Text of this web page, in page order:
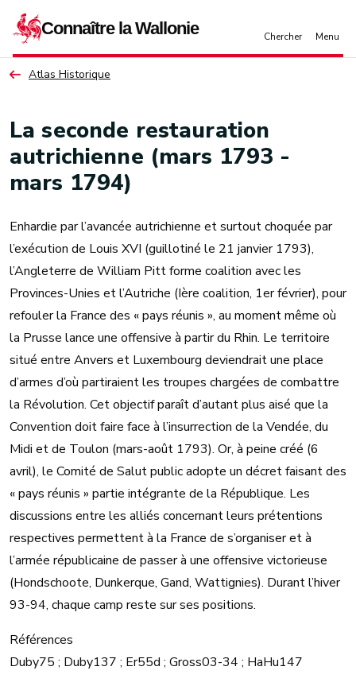
Atlas Historique
La seconde restauration
autrichienne (mars 1793 -
mars 1794)
Enhardie par l’avancée autrichienne et surtout choquée par
l’exécution de Louis XVI (guillotiné le 21 janvier 1793),
l’Angleterre de William Pitt forme coalition avec les
Provinces-Unies et l’Autriche (Ière coalition, 1er février), pour
refouler la France des « pays réunis », au moment même où
la Prusse lance une offensive à partir du Rhin. Le territoire
situé entre Anvers et Luxembourg deviendrait une place
d’armes d’où partiraient les troupes chargées de combattre
la Révolution. Cet objectif paraît d’autant plus aisé que la
Convention doit faire face à l’insurrection de la Vendée, du
Midi et de Toulon (mars-août 1793). Or, à peine créé (6
avril), le Comité de Salut public adopte un décret faisant des
« pays réunis » partie intégrante de la République. Les
discussions entre les alliés concernant leurs prétentions
respectives permettent à la France de s’organiser et à
l’armée républicaine de passer à une offensive victorieuse
(Hondschoote, Dunkerque, Gand, Wattignies). Durant l’hiver
93-94, chaque camp reste sur ses positions.
Références
Duby75 ; Duby137 ; Er55d ; Gross03-34 ; HaHu147